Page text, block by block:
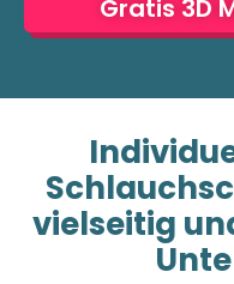
Gratis 3D
vielseitig